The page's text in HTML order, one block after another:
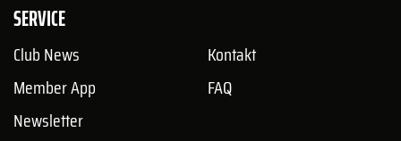
SERVICE
Club News
Member App
Newsletter
Kontakt
FAQ